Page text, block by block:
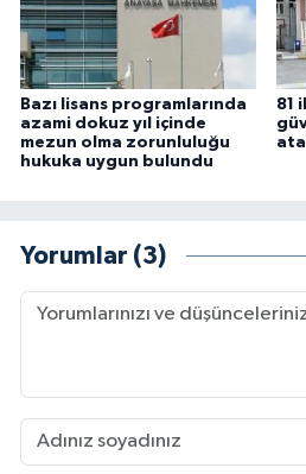
Bazı lisans programlarında
azami dokuz yıl içinde
mezun olma zorunluluğu
hukuka uygun bulundu
81
Yorumlar (3)